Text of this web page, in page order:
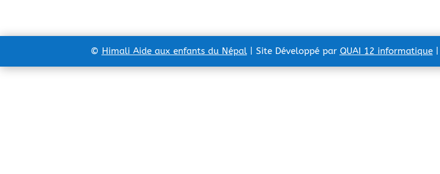
© Himali Aide aux enfants du Népal | Site Développé par QUAI 12 informatique